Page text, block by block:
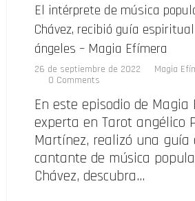
El intérprete de música
Chávez, recibió guía
ángeles – Magia Efímera
26 de septiembre de 2022 Magia
0 Comments
En este episodio de Magia
experta en Tarot angélico
Martínez, realizó una
cantante de música
Chávez, descubra…